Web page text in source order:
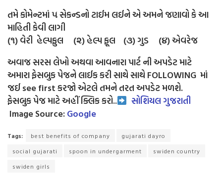
તમે કોમેન્ટમાં ૫ સેકન્ડનો ટાઈમ લઈને એ અમને જણાવો કે આ
માહિતી કેવી લાગી
(૧) વેરી હેલ્પફુલ (૨) હેલ્પ ફૂલ (૩) ગુડ (૪) એવરેજ
અવાજ સરસ લેખો અથવા આવનારા પાર્ટ ની અપડેટ માટે
અમારા ફેસબુક પેજને લાઈક કરી સાથે સાથે FOLLOWING માં
જઈ see first કરજો એટલે તમને તરત અપડેટ મળશે.
ફેસબુક પેજ માટે અહીં ક્લિક કરો..
સોશિયલ ગુજરાતી
Image Source:Google
Tags: best benefits of company
gujarati dayro
social gujarati
spoon in undergarment
swiden country
swiden girls